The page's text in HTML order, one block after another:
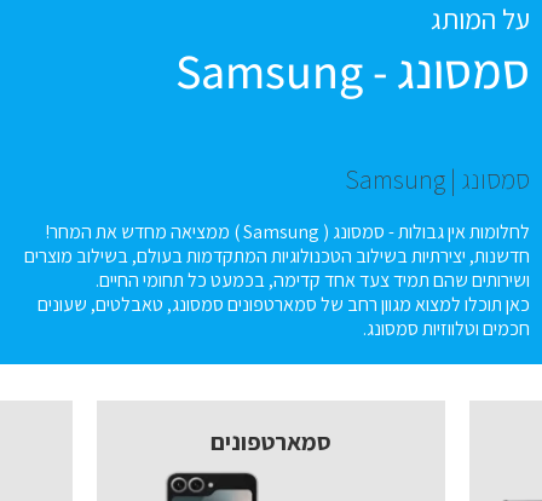
על המותג
סמסונג - Samsung
סמסונג | Samsung
לחלומות אין גבולות - סמסונג ( Samsung ) ממציאה מחדש את המחר!
חדשנות, יצירתיות בשילוב הטכנולוגיות המתקדמות בעולם, בשילוב מוצרים
ושירותים שהם תמיד צעד אחד קדימה, בכמעט כל תחומי החיים.
כאן תוכלו למצוא מגוון רחב של סמארטפונים סמסונג, טאבלטים, שעונים
חכמים וטלווזיות סמסונג.
סמארטפונים